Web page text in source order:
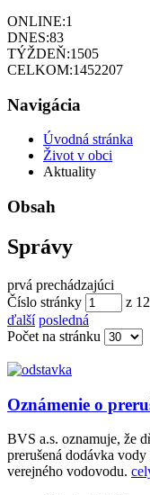
ONLINE:1
DNES:83
TÝŽDEŇ:1505
CELKOM:1452207
Navigácia
Úvodná stránka
Život v obci
Aktuality
Obsah
Správy
prvá prechádzajúci
Číslo stránky
z 12
ďalší posledná
Počet na stránku
Oznámenie o
BVS a.s. oznamuje, že
prerušená dodávka
verejného vodovodu.